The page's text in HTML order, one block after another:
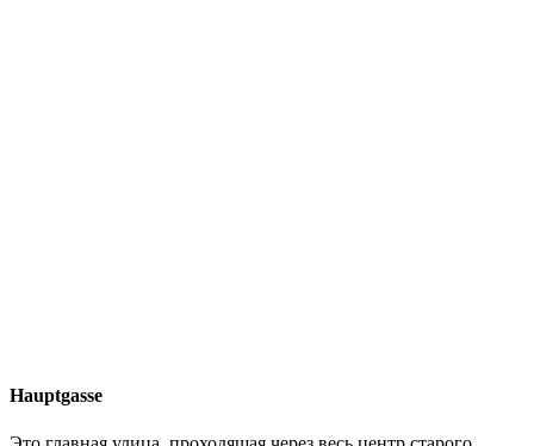
Hauptgasse